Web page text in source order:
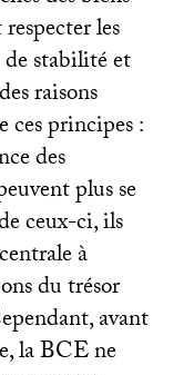
les
de stabilité et
raisons
ces principes :
des
plus se
ceux-ci, ils
à
du trésor
avant
laBCEne